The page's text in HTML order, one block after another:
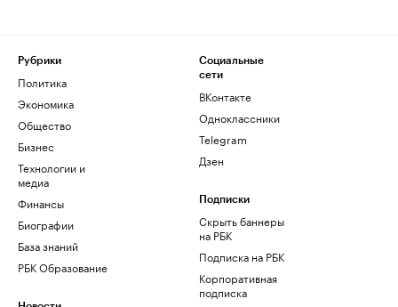
Рубрики
Политика
Экономика
Общество
Бизнес
Технологии и
медиа
Финансы
Биографии
База знаний
РБК Образование
Социальные
сети
ВКонтакте
Одноклассники
Telegram
Дзен
Подписки
Скрыть баннеры
на РБК
Подписка на РБК
Корпоративная
подписка